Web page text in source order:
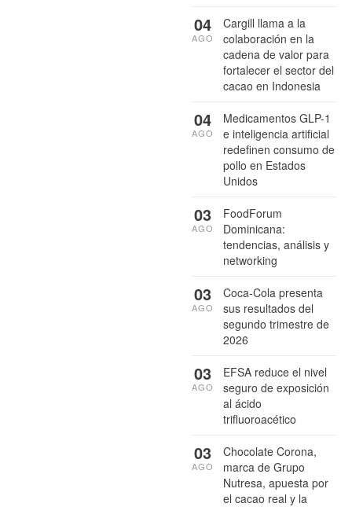
Cargill llama a la
colaboración en la
cadena de valor para
fortalecer el sector del
cacao en Indonesia
04
AGO
Medicamentos GLP-1
e inteligencia artificial
redefinen consumo de
pollo en Estados
Unidos
04
AGO
FoodForum
Dominicana:
tendencias, análisis y
networking
03
AGO
Coca-Cola presenta
sus resultados del
segundo trimestre de
2026
03
AGO
EFSA reduce el nivel
seguro de exposición
al ácido
trifluoroacético
03
AGO
Chocolate Corona,
marca de Grupo
Nutresa, apuesta por
el cacao real y la
03
AGO